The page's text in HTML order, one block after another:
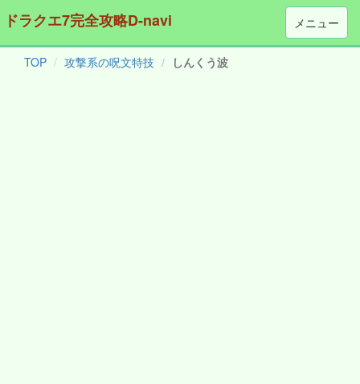
メニュー
ドラクエ7完全攻略D-navi
TOP 攻撃系の呪文特技 しんくう波